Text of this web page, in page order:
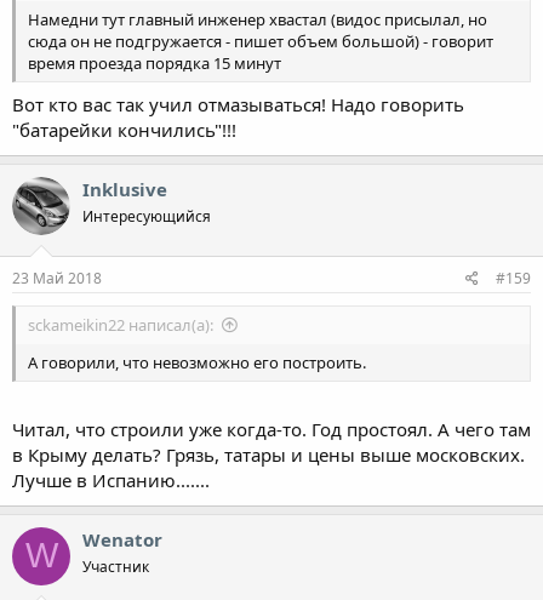
Намедни тут главный инженер хвастал (видос присылал, но
сюда он не подгружается - пишет объем большой) - говорит
время проезда порядка 15 минут
Вот кто вас так учил отмазываться! Надо говорить
"батарейки кончились"!!!
Inklusive
Интересующийся
23 Май 2018 #159
sckameikin22 написал(а):
А говорили, что невозможно его построить.
Читал, что строили уже когда-то. Год простоял. А чего там
в Крыму делать? Грязь, татары и цены выше московских.
Лучше в Испанию.......
W Wenator
Участник